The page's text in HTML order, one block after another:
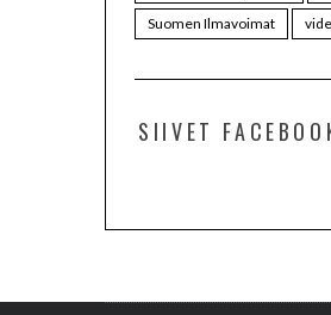
Suomen Ilmavoimat
SIIVET